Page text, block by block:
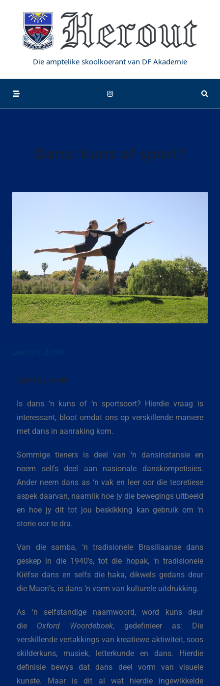
Die amptelike skoolkoerant van DF Akademie
Dans: kuns of sport?
Emily Byleveld
Is dans ‘n kuns of ‘n sportsoort? Hierdie vraag is
interessant, bloot omdat ons op verskillende maniere
met dans in aanraking kom.
Sommige tieners is deel van ‘n dansinstansie en
neem selfs deel aan nasionale danskompetisies.
Ander neem dans as ‘n vak en leer oor die teoretiese
aspek daarvan, naamlik hoe jy die bewegings uitbeeld
en hoe jy dit tot jou beskikking kan gebruik om ‘n
storie oor te dra.
Van die samba, ‘n tradisionele Brasiliaanse dans
geskep in die 1940’s, tot die hopak, ‘n tradisionele
Kiëfse dans en selfs die haka, dikwels gedans deur
die Maori’s, is dans ‘n vorm van kulturele uitdrukking.
As ‘n selfstandige naamwoord, word kuns deur
die Oxford Woordeboek, gedefinieer as: Die
verskillende vertakkings van kreatiewe aktiwiteit, soos
skilderkuns, musiek, letterkunde en dans. Hierdie
definisie bewys dat dans deel vorm van visuele
kunste. Maar is dit al wat hierdie ingewikkelde